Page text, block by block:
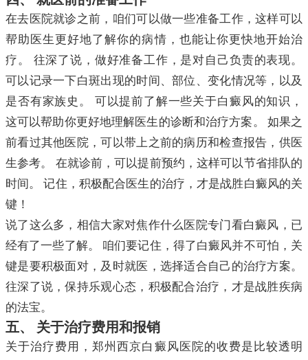
在去医院就诊之前，咱们可以做一些准备工作，这样可以
帮助医生更好地了解你的病情，也能让你更快地开始治
疗。 往深了说，做好准备工作，是对自己负责的表现。
可以记录一下白斑出现的时间、部位、变化情况等，以及
是否有家族史。 可以提前了解一些关于白癜风的知识，
这可以帮助你更好地理解医生的诊断和治疗方案。 如果之
前看过其他医院，可以带上之前的病历和检查报告，供医
生参考。 在就诊前，可以提前预约，这样可以节省排队的
时间。 记住，积极配合医生的治疗，才是战胜白癜风的关
键！
说了这么多，相信大家对焦作什么医院专门看白癜风，已
经有了一些了解。 咱们要记住，得了白癜风并不可怕，关
键是要积极面对，及时就医，选择适合自己的治疗方案。
往深了说，保持乐观心态，积极配合治疗，才是战胜疾病
的法宝。
五、 关于治疗费用和报销
关于治疗费用，郑州西京白癜风医院的收费是比较透明